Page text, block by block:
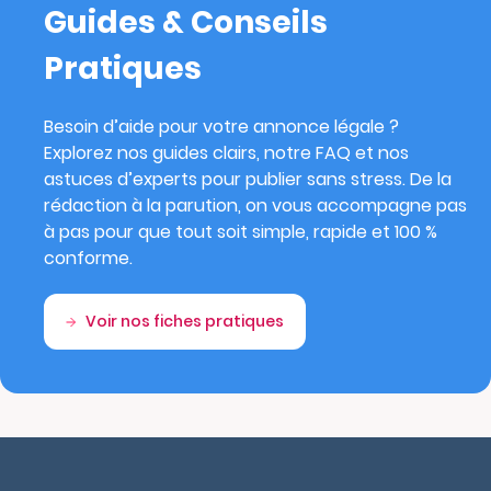
Guides & Conseils
Pratiques
Besoin d’aide pour votre annonce légale ?
Explorez nos guides clairs, notre FAQ et nos
astuces d’experts pour publier sans stress. De la
rédaction à la parution, on vous accompagne pas
à pas pour que tout soit simple, rapide et 100 %
conforme.
Voir nos fiches pratiques